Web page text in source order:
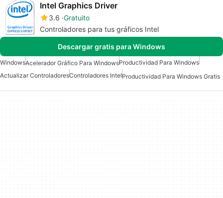
Intel Graphics Driver
3.6 Gratuito
Controladores para tus gráficos Intel
Descargar gratis para Windows
WindowsAcelerador Gráfico Para WindowsProductividad Para Windows
Actualizar ControladoresControladores IntelProductividad Para Windows Gratis